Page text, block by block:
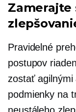
Zamerajte
Pravidelné
postupov
zostať
podmienky na